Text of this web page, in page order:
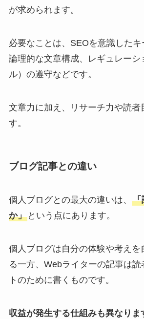
が求められます。
必要なことは、SEOを意識した
論理的な文章構成、レギュレーシ
ル）の遵守などです。
文章力に加え、リサーチ力や読者
す。
ブログ記事との違い
個人ブログとの最大の違いは、 「
か」という点にあります。
個人ブログは自分の体験や考えを
る一方、Webライターの記事は
トのために書くものです。
収益が発生する仕組みも異なりま